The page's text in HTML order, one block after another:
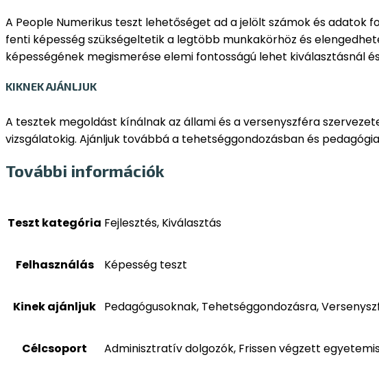
A People Numerikus teszt lehetőséget ad a jelölt számok és
fenti képesség szükségeltetik a legtöbb munkakörhöz és
képességének megismerése elemi fontosságú lehet kiválasztásnál
KIKNEK AJÁNLJUK
A tesztek megoldást kínálnak az állami és a versenyszféra
vizsgálatokig. Ajánljuk továbbá a tehetséggondozásban és
További információk
Teszt kategória Fejlesztés, Kiválasztás
Felhasználás Képesség teszt
Kinek ajánljuk Pedagógusoknak, Tehetséggondozásra,
Célcsoport Adminisztratív dolgozók, Frissen végzett